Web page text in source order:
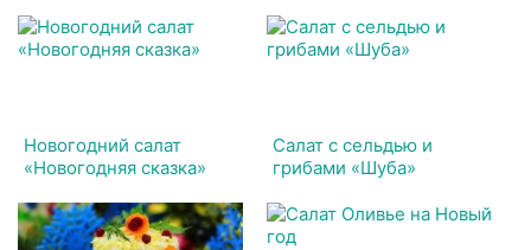
Новогодний салат
«Новогодняя сказка»
Салат с сельдью и
грибами «Шуба»